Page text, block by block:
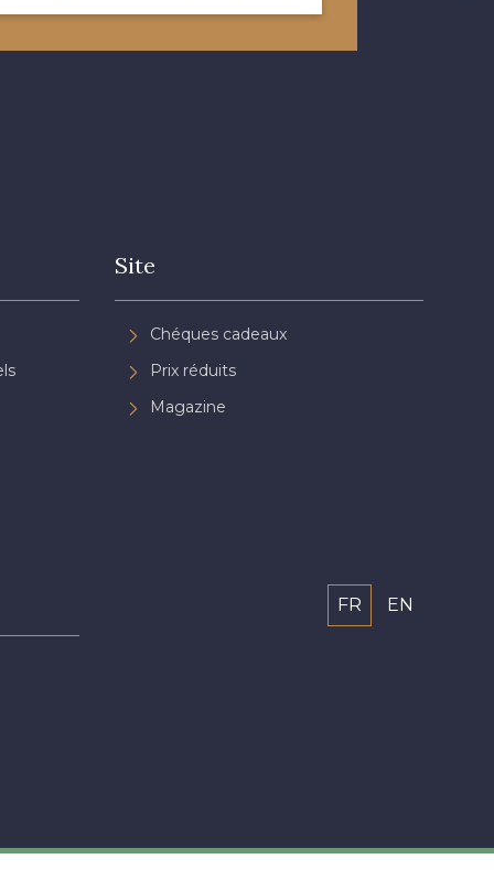
Site
Chéques cadeaux
Prix réduits
Magazine
FR EN